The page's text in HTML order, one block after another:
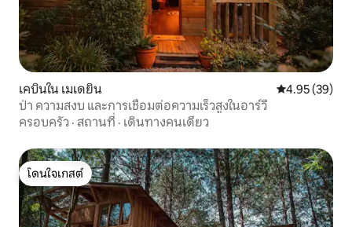
เคบินใน เมเดยิน คะแนนเฉลี่ย
4.95 (39)
ป่า ความสงบ และการเชื่อมต่อความเร็วสูงในอาร์วี
ครอบครัว · สถานที่ · เดินทางคนเดียว
โดนใจเกสต์
โดนใจเกสต์